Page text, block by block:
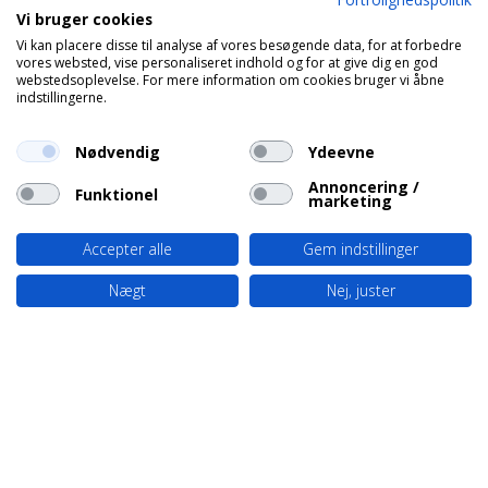
Vi bruger cookies
Vi kan placere disse til analyse af vores besøgende data, for at forbedre
vores websted, vise personaliseret indhold og for at give dig en god
webstedsoplevelse. For mere information om cookies bruger vi åbne
indstillingerne.
Nødvendig Ydeevne
Funktionel Annoncering /
marketing
Accepter alle
Gem indstillinger
Nægt
Nej, juster